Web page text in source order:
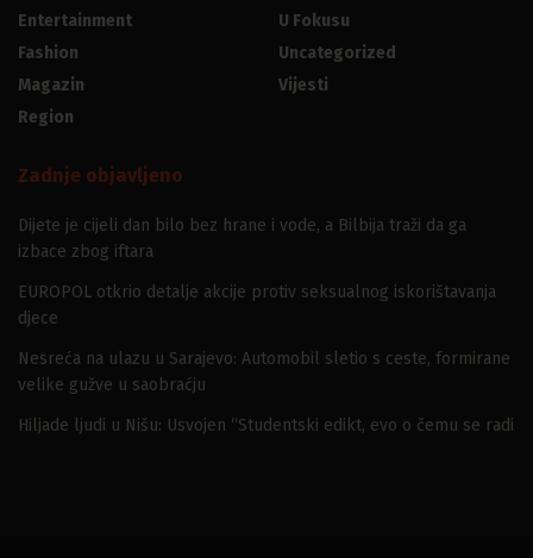
Entertainment
Fashion
Magazin
Region
U Fokusu
Uncategorized
Vijesti
Zadnje objavljeno
Dijete je cijeli dan bilo bez hrane i vode, a Bilbija traži da ga
izbace zbog iftara
EUROPOL otkrio detalje akcije protiv seksualnog iskorištavanja
djece
Nesreća na ulazu u Sarajevo: Automobil sletio s ceste, formirane
velike gužve u saobraćju
Hiljade ljudi u Nišu: Usvojen “Studentski edikt, evo o čemu se radi